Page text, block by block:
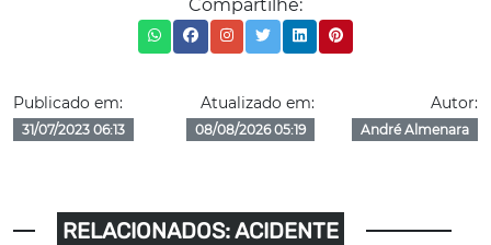
Compartilhe:
Publicado em:
31/07/2023 06:13
Atualizado em:
08/08/2026 05:19
Autor:
André Almenara
RELACIONADOS: ACIDENTE